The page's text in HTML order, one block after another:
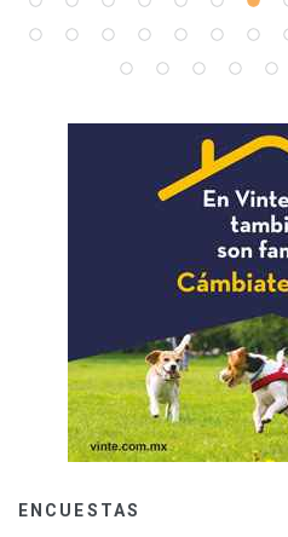
ENCUESTAS